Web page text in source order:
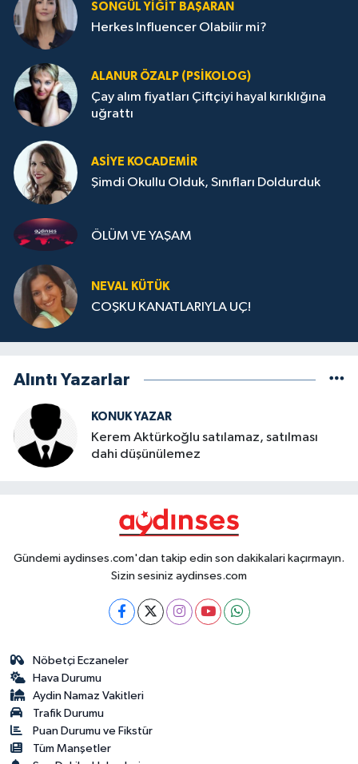
SONGÜL YIĞIT BAŞARAN
Herkes Influencer Olabilir mi?
ALANUR ÖZALP (PSIKOLOG)
Çay alım fiyatları Çiftçiyi hayal kırıklığına
uğrattı
ASIYE KOCADEMİR
Şimdi Okullu Olduk, Sınıfları Doldurduk
ÖLÜM VE YAŞAM
NEVAL KÜTÜK
COŞKU KANATLARIYLA UÇ!
Alıntı Yazarlar
KONUK YAZAR
Kerem Aktürkoğlu satılamaz, satılması
dahi düşünülemez
Gündemi aydinses.com'dan takip edin son dakikalari kaçırmayın.
Sizin sesiniz aydinses.com
Nöbetçi Eczaneler
Hava Durumu
Aydin Namaz Vakitleri
Trafik Durumu
Puan Durumu ve Fikstür
Tüm Manşetler